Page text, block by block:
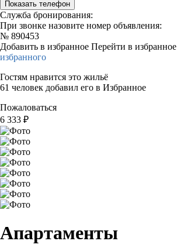
Показать телефон
Служба бронирования:
При звонке назовите номер объявления:
№ 890453
Добавить в избранное Перейти в избранное
избранного
Гостям нравится это жильё
61 человек добавил его в Избранное
Пожаловаться
6 333 ₽
Апартаменты